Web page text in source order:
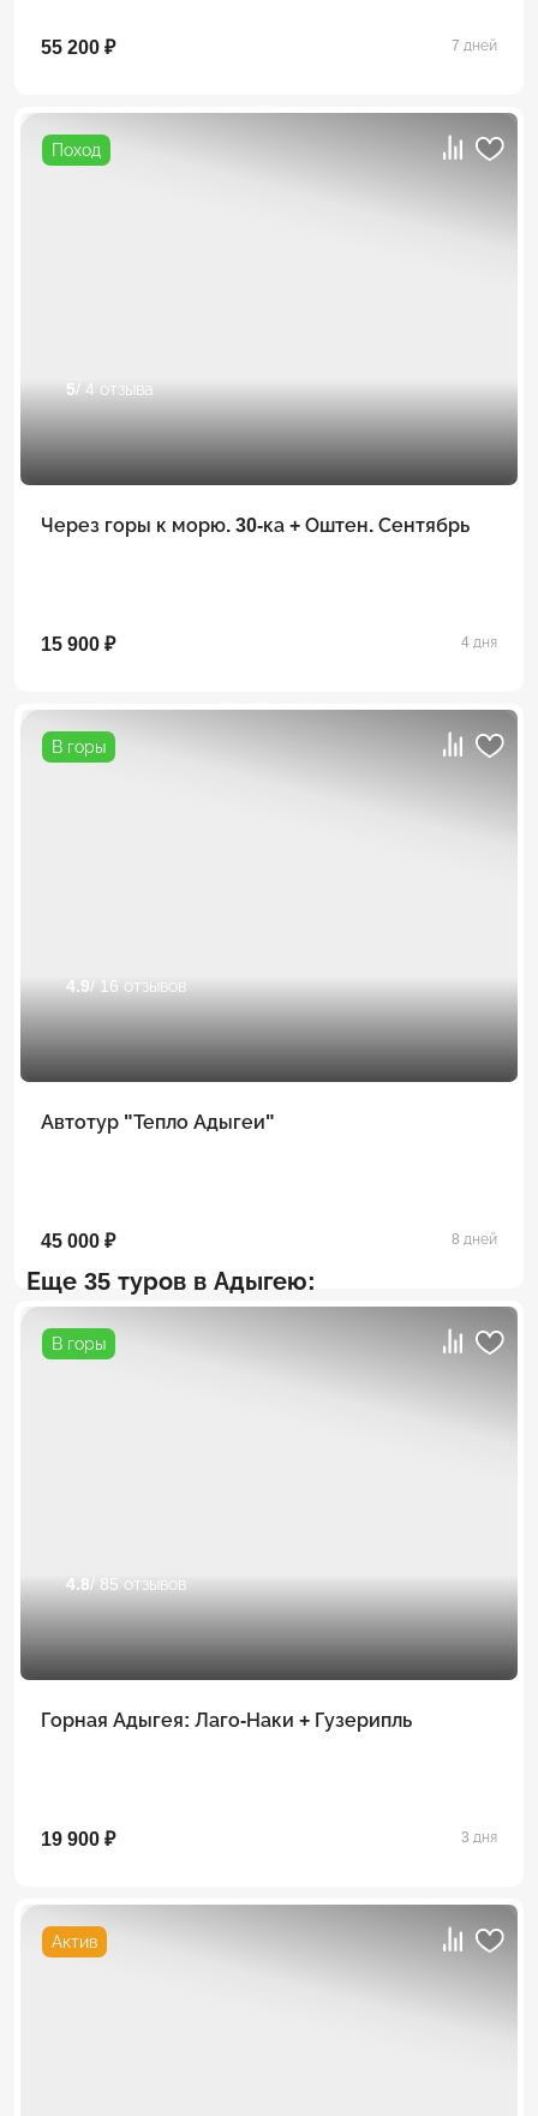
55 200 ₽ 7 дней
Поход
5/ 4 отзыва
Через горы к морю. 30-ка + Оштен. Сентябрь
15 900 ₽ 4 дня
В горы
4.9 / 16 отзывов
Автотур "Тепло Адыгеи"
45 000 ₽ 8 дней
Еще 35 туров в Адыгею:
В горы
4.8/ 85 отзывов
Горная Адыгея: Лаго-Наки + Гузерипль
19 900 ₽ 3 дня
Актив